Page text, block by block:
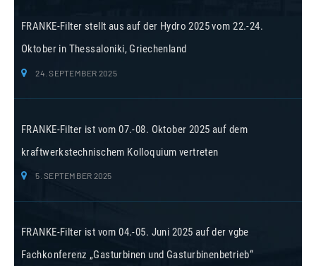
FRANKE-Filter stellt aus auf der Hydro 2025 vom 22.-24.
Oktober in Thessaloniki, Griechenland
24. SEPTEMBER 2025
FRANKE-Filter ist vom 07.-08. Oktober 2025 auf dem
kraftwerkstechnischem Kolloquium vertreten
5. SEPTEMBER 2025
FRANKE-Filter ist vom 04.-05. Juni 2025 auf der vgbe
Fachkonferenz „Gasturbinen und Gasturbinenbetrieb“